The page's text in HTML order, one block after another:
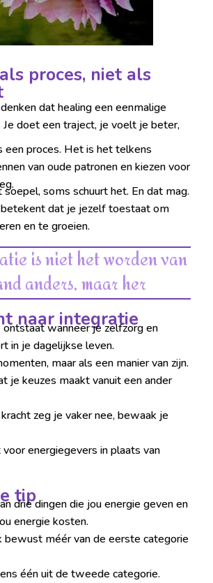
proces, niet als
dat healing een eenmalige
Je doet een traject, je voelt je beter,
een proces. Het is het telkens
van oude patronen en kiezen voor
soms schuurt het. En dat mag.
dat je jezelf toestaat om
en te groeien.
is niet het worden van
anders, maar her-inne
naar integratie
ontstaat wanneer je zelfzorg en
in je dagelijkse leven.
maar als een manier van zijn.
je keuzes maakt vanuit een ander
zeg je vaker nee, bewaak je
energiegevers in plaats van
tip
drie dingen die jou energie geven en
energie kosten.
bewust méér van de eerste categorie
één uit de tweede categorie.